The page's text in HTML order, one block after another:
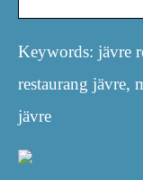
Keywords: jävre
restaurang jävre,
jävre